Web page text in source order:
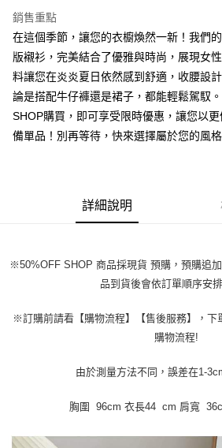
全盈+PAY
【關於「AFTEE先享後付」】
AFTEE先享後付是「在收到商品之後才付款」
便利好安心！
１．簡單：不需註冊會員、不需綁卡、不需儲值。
２．便利：只要手機號碼，簡訊認證，即可結帳。
１．於結帳方式選擇「AFTEE先享後付」後，將
結帳頁面，進行簡訊認證並確認金額後，即可完
※ 請注意：結帳手續完成當下不需立刻繳費，但
購買商品的店家。未經商家同意取消之訂單仍視
※ 交易是否成功請以「AFTEE先享後付 」之結
是否繳費成功／繳費後需取消欲退款等相關疑
https://
權轉讓予恩沛科技股份有限公司。
https://aftee.tw/terms/#terms3
ATM付款
運送方式
付款 後全家取貨
7-11取貨付款
每筆NT$45，滿NT$499(含以上)免運費
付款 後7-11取貨
每筆NT$45，滿NT$499(含以上)免運費
銷售重點
在這個季節，讓您的衣櫥煥然一新！我們
版襯衫，完美結合了優雅與時尚，展現女
料讓您在炎炎夏日依然感到舒適，收腰設
論是搭配牛仔褲還是裙子，都能輕鬆駕馭
SHOP購買，即可享受限時優惠，讓您以
備單品！別再等待，快來選擇屬於您的風
詳細說明
※50%OFF SHOP 商品採現貨 預購，預購追
品到貨後會依訂單順序安
※訂購前請看【購物流程】【售後服務】，下
購物流程!
由於測量方法不同，誤差在1-
胸圍 96cm 衣長44 cm 肩寬